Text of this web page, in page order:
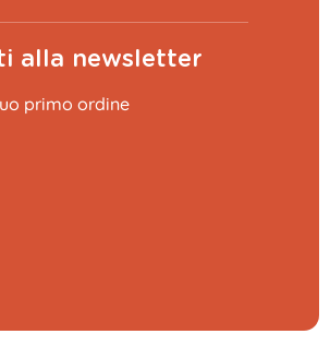
alla newsletter
primo ordine